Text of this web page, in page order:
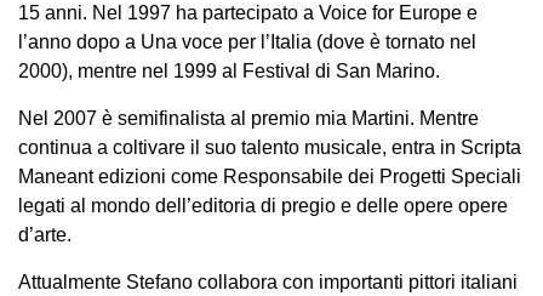
15 anni. Nel 1997 ha partecipato a Voice for Europe e
l’anno dopo a Una voce per l’Italia (dove è tornato nel
2000), mentre nel 1999 al Festival di San Marino.
Nel 2007 è semifinalista al premio mia Martini. Mentre
continua a coltivare il suo talento musicale, entra in Scripta
Maneant edizioni come Responsabile dei Progetti Speciali
legati al mondo dell’editoria di pregio e delle opere opere
d’arte.
Attualmente Stefano collabora con importanti pittori italiani